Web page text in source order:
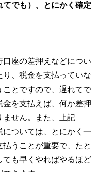
てでも）、とにかく確定
座の差押えなどについ
、税金を支払っていな
ことですので、遅れてで
金を支払えば、何か差押
ません。また、上記
については、とにかく一
うことが重要で、たと
ても早くやればやるほど